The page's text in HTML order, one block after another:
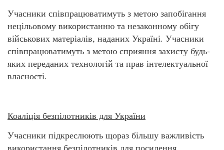
Учасники співпрацюватимуть з метою запобігання
нецільовому використанню та незаконному обігу
військових матеріалів, наданих Україні. Учасники
співпрацюватимуть з метою сприяння захисту будь-
яких переданих технологій та прав інтелектуальної
власності.
Коаліція безпілотників для України
Учасники підкреслюють щораз більшу важливість
використання безпілотників для посилення